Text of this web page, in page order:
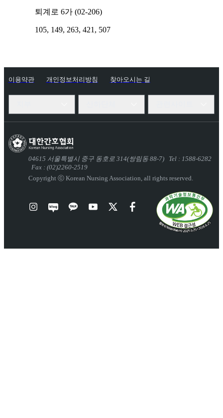
퇴계로 6가 (02-206)
105, 149, 263, 421, 507
이용약관 개인정보처리방침 찾아오시는 길
04615 서울특별시 중구 동호로 314(쌍림동 88-7)
Tel : 1588-6282
Fax : (02)2260-2519
Copyright ⓒ Korean Nursing Association, all rights reserved.